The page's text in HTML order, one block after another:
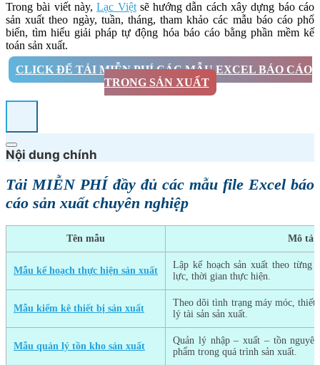
Trong bài viết này,Lạc Việtsẽ hướng dẫn cách xây dựng báo cáo
sản xuất theo ngày, tuần, tháng, tham khảo các mẫu báo cáo phổ
biến, tìm hiểu giải pháp tự động hóa báo cáo bằng phần mềm kế
toán sản xuất.
CLICK ĐỂ TẢI MIỄN PHÍ CÁC MẪU EXCEL BÁO CÁO
TRONG SẢN XUẤT
Nội dung chính
Tải MIỄN PHÍ đầy đủ các mẫu file Excel báo
cáo sản xuất chuyên nghiệp
Tên mẫu Mô tả
Mẫu kế hoạch thực hiện sản xuất
Lập kế hoạch sản xuất theo từng
lực, thời gian thực hiện.
Mẫu kiểm kê thiết bị sản xuất
Theo dõi tình trạng máy móc,
lý tài sản sản xuất.
Mẫu quản lý tồn kho sản xuất
Quản lý nhập – xuất – tồn
phẩm trong quá trình sản xuất.